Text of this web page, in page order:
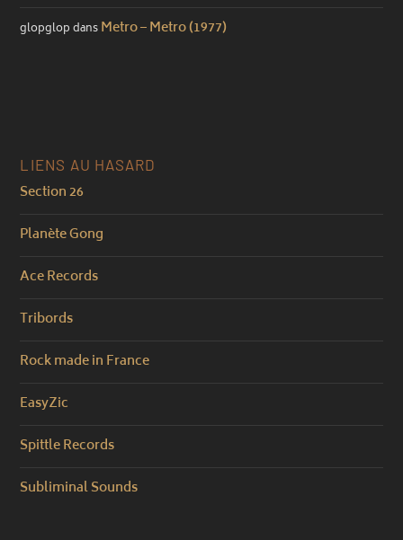
glopglopdansMetro – Metro (1977)
LIENS AU HASARD
Section 26
Planète Gong
Ace Records
Tribords
Rock made in France
EasyZic
Spittle Records
Subliminal Sounds